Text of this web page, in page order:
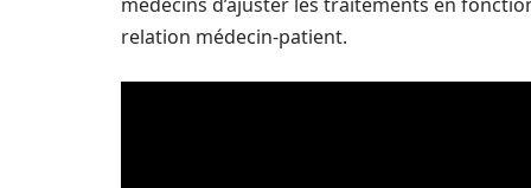
relation médecin-patient.